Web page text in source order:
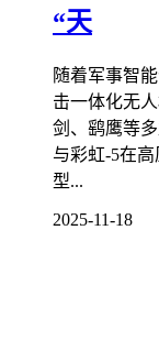
“天
随着军事智
击一体化无
剑、鹞鹰等
与彩虹-5在
型...
2025-11-18